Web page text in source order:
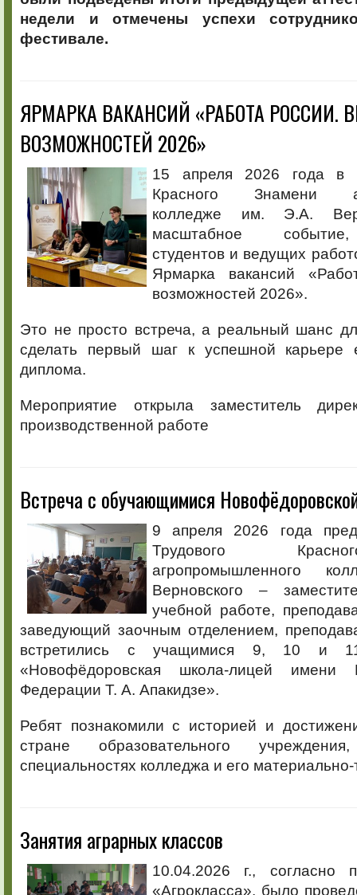
недели и отмечены успехи
фестивале.
ЯРМАРКА ВАКАНСИЙ «РАБОТА РОССИИ.
ВОЗМОЖНОСТЕЙ 2026»
15 апреля 2026 года в
Красного Знамени
колледже им. Э.А.
масштабное
студентов и ведущих
Ярмарка вакансий
возможностей 2026».
Это не просто встреча, а реальный шанс
сделать первый шаг к успешной карьере
диплома.
Мероприятие открыла заместитель
производственной работе
Встреча с обучающимися
9 апреля 2026 года
Трудового
агропромышленного
Верновского –
учебной работе,
заведующий заочным отделением,
встретились с учащимися 9, 10 и
«Новофёдоровская школа-лицей имени
Федерации Т. А. Апакидзе».
Ребят познакомили с историей и
стране образовательного
специальностях колледжа и его
Занятия аграрных классов
10.04.2026 г., согласно
«Агрокласса», было